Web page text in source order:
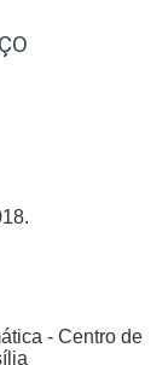
- Centro de